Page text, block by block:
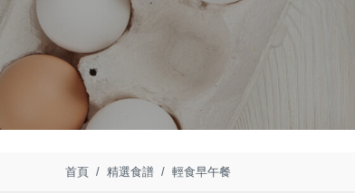
首頁 精選食譜 輕食早午餐